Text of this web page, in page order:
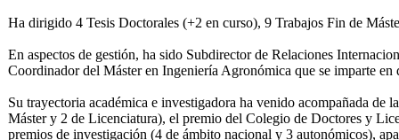
Ha dirigido 4 Tesis Doctorales (+2 en curso), 9 Trabajos Fin de
En aspectos de gestión, ha sido Subdirector de Relaciones
Coordinador del Máster en Ingeniería Agronómica que se imparte en
Su trayectoria académica e investigadora ha venido acompañada
Máster y 2 de Licenciatura), el premio del Colegio de Doctores y
premios de investigación (4 de ámbito nacional y 3 autonómicos),